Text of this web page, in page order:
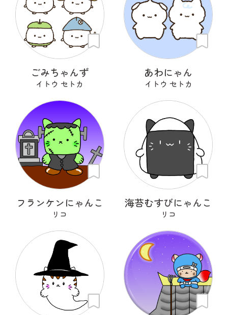
ごみちゃんず
イトウ セトカ
あわにゃん
イトウ セトカ
フランケンにゃんこ
リコ
海苔むすびにゃんこ
リコ